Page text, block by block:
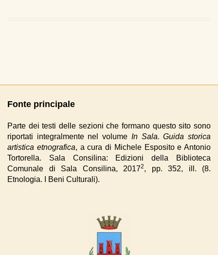
Fonte principale
Parte dei testi delle sezioni che formano questo sito sono
riportati integralmente nel volume In Sala. Guida storica
artistica etnografica, a cura di Michele Esposito e Antonio
Tortorella. Sala Consilina: Edizioni della Biblioteca
Comunale di Sala Consilina, 20172, pp. 352, ill. (8.
Etnologia. I Beni Culturali).